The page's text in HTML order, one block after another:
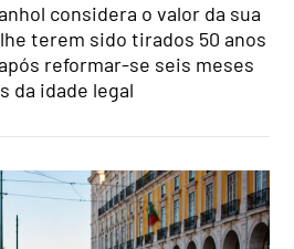
considera o valor da sua
terem sido tirados 50 anos
reformar-se seis meses
da idade legal